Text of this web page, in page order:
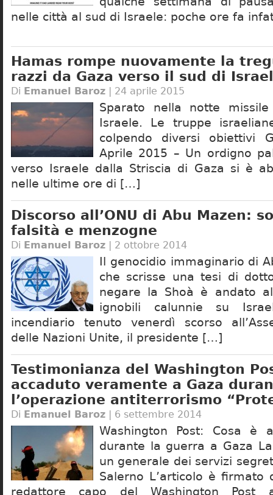
nelle città al sud di Israele: poche ore fa
Hamas rompe nuovamente la
razzi da Gaza verso il sud di
Di Emanuel Baroz | 24 aprile 2015
Sparato nella notte
Israele. Le truppe
colpendo diversi obiettivi
Aprile 2015 – Un ordigno
verso Israele dalla Striscia di Gaza si è
nelle ultime ore di […]
Discorso all’ONU di Abu Mazen:
falsità e menzogne
Di Emanuel Baroz | 2 ottobre 2014
Il genocidio immaginario di
che scrisse una tesi di
negare la Shoà è andato
ignobili calunnie su
incendiario tenuto venerdì scorso
delle Nazioni Unite, il presidente […]
Testimonianza del Washington
accaduto veramente a Gaza
l’operazione antiterrorismo
Di Emanuel Baroz | 6 settembre 2014
Washington Post: Cosa è
durante la guerra a Gaza
un generale dei servizi
Salerno L’articolo è firmato
redattore capo del Washington Post